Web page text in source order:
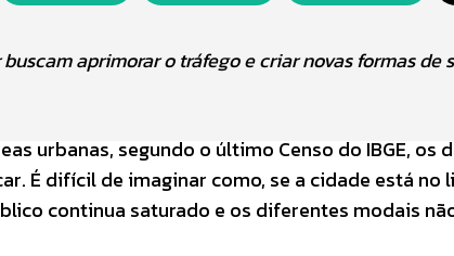
aprimorar o tráfego e criar novas formas de
urbanas, segundo o último Censo do IBGE, os
É difícil de imaginar como, se a cidade está no
continua saturado e os diferentes modais